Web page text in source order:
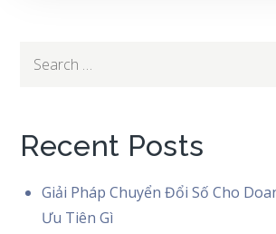
Search
Recent Posts
Giải Pháp Chuyển Đổi Số Cho
Ưu Tiên Gì